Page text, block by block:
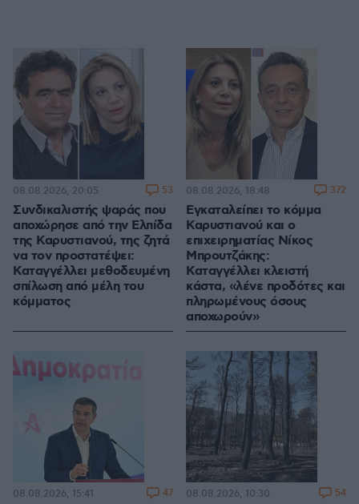
Συνδικαλιστής ψαράς που
αποχώρησε από την Ελπίδα
της Καρυστιανού, της ζητά
να τον προστατέψει:
Καταγγέλλει μεθοδευμένη
σπίλωση από μέλη του
κόμματος
08.08.2026, 20:05 53
Εγκαταλείπει το κόμμα
Καρυστιανού και ο
επιχειρηματίας Νίκος
Μπρουτζάκης:
Καταγγέλλει κλειστή
κάστα, «λένε προδότες και
πληρωμένους όσους
αποχωρούν»
08.08.2026, 18:48 372
08.08.2026, 15:41 47 08.08.2026, 10:30 54